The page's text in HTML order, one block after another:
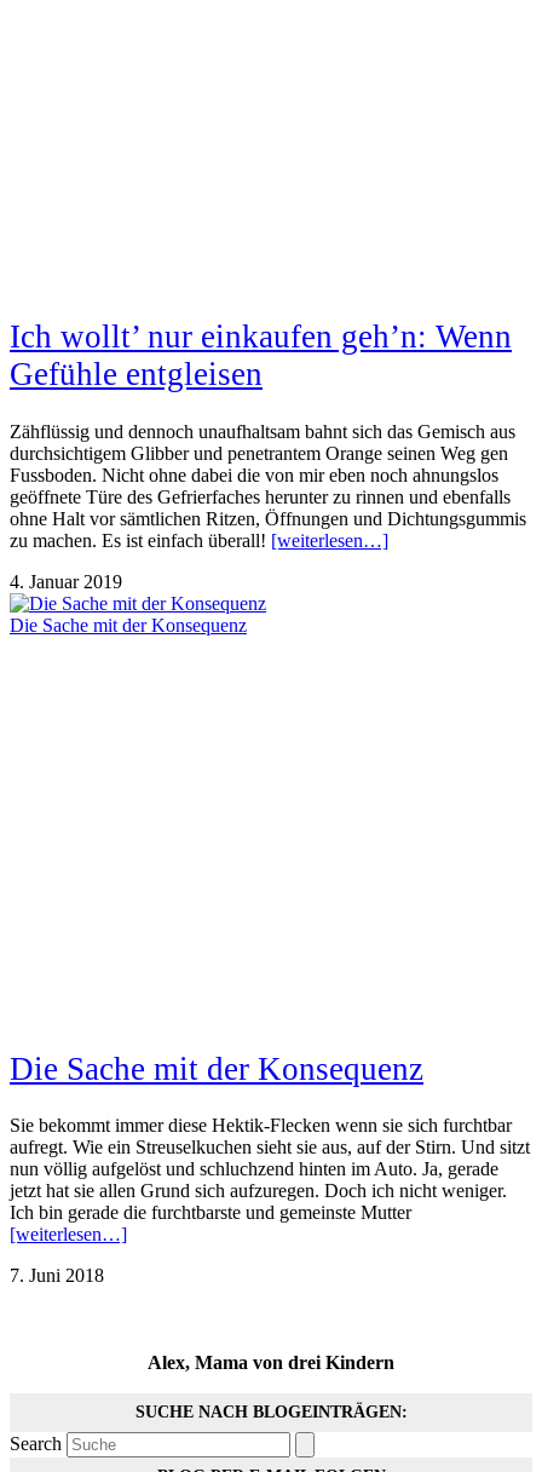
Ich wollt’ nur einkaufen geh’n: Wenn
Gefühle entgleisen
Zähflüssig und dennoch unaufhaltsam bahnt sich das Gemisch aus
durchsichtigem Glibber und penetrantem Orange seinen Weg gen
Fussboden. Nicht ohne dabei die von mir eben noch ahnungslos
geöffnete Türe des Gefrierfaches herunter zu rinnen und ebenfalls
ohne Halt vor sämtlichen Ritzen, Öffnungen und Dichtungsgummis
zu machen. Es ist einfach überall! [weiterlesen…]
4. Januar 2019
Die Sache mit der Konsequenz
Die Sache mit der Konsequenz
Sie bekommt immer diese Hektik-Flecken wenn sie sich furchtbar
aufregt. Wie ein Streuselkuchen sieht sie aus, auf der Stirn. Und sitzt
nun völlig aufgelöst und schluchzend hinten im Auto. Ja, gerade
jetzt hat sie allen Grund sich aufzuregen. Doch ich nicht weniger.
Ich bin gerade die furchtbarste und gemeinste Mutter
[weiterlesen…]
7. Juni 2018
Alex, Mama von drei Kindern
SUCHE NACH BLOGEINTRÄGEN:
Search